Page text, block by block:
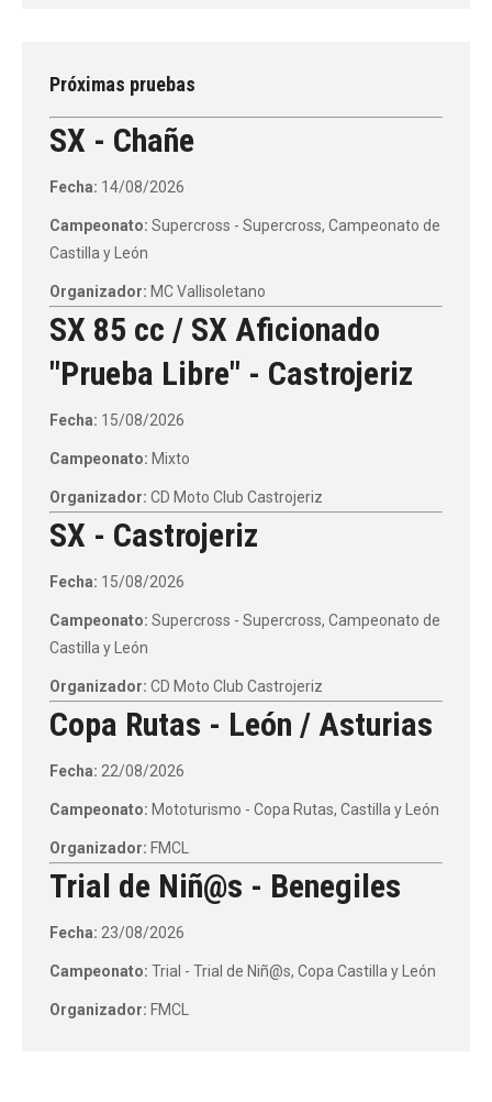
Próximas pruebas
SX - Chañe
Fecha: 14/08/2026
Campeonato: Supercross - Supercross, Campeonato de
Castilla y León
Organizador: MC Vallisoletano
SX 85 cc / SX Aficionado
"Prueba Libre" - Castrojeriz
Fecha: 15/08/2026
Campeonato: Mixto
Organizador: CD Moto Club Castrojeriz
SX - Castrojeriz
Fecha: 15/08/2026
Campeonato: Supercross - Supercross, Campeonato de
Castilla y León
Organizador: CD Moto Club Castrojeriz
Copa Rutas - León / Asturias
Fecha: 22/08/2026
Campeonato: Mototurismo - Copa Rutas, Castilla y León
Organizador: FMCL
Trial de Niñ@s - Benegiles
Fecha: 23/08/2026
Campeonato: Trial - Trial de Niñ@s, Copa Castilla y León
Organizador: FMCL